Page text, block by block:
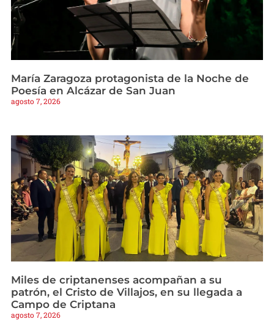
María Zaragoza protagonista de la Noche de
Poesía en Alcázar de San Juan
agosto 7, 2026
Miles de criptanenses acompañan a su
patrón, el Cristo de Villajos, en su llegada a
Campo de Criptana
agosto 7, 2026